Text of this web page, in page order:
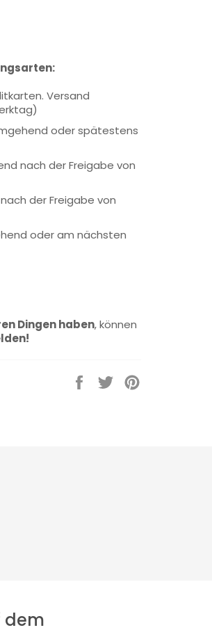
Versand
oder spätestens
nach der Freigabe von
der Freigabe von
oder am nächsten
Dingen haben, können
Auf
Facebook
Auf
Twitter
dem